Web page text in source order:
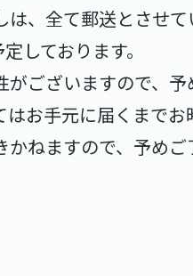
、全て郵送とさせて
しております。
ございますので、予
お手元に届くまで
ねますので、予めご